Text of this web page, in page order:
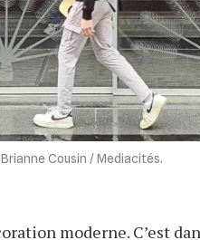
Cousin / Mediacités.
moderne. C’est